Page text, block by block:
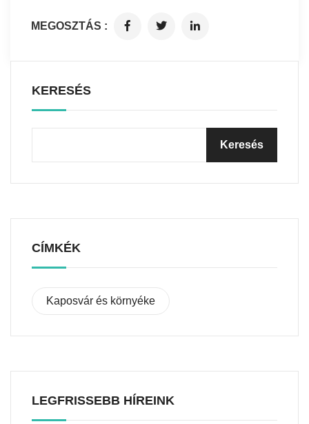
MEGOSZTÁS :
KERESÉS
CÍMKÉK
Kaposvár és környéke
LEGFRISSEBB HÍREINK